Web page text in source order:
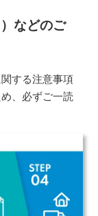
などのご
する注意事項
、必ずご一読